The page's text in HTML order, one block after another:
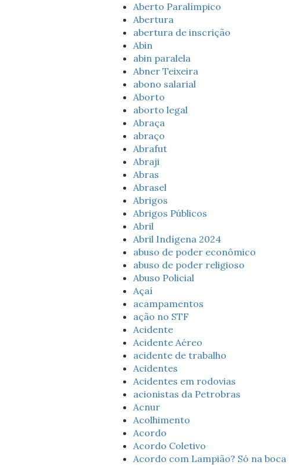
Aberto Paralímpico
Abertura
abertura de inscrição
Abin
abin paralela
Abner Teixeira
abono salarial
Aborto
aborto legal
Abraça
abraço
Abrafut
Abraji
Abras
Abrasel
Abrigos
Abrigos Públicos
Abril
Abril Indígena 2024
abuso de poder econômico
abuso de poder religioso
Abuso Policial
Açaí
acampamentos
ação no STF
Acidente
Acidente Aéreo
acidente de trabalho
Acidentes
Acidentes em rodovias
acionistas da Petrobras
Acnur
Acolhimento
Acordo
Acordo Coletivo
Acordo com Lampião? Só na boca